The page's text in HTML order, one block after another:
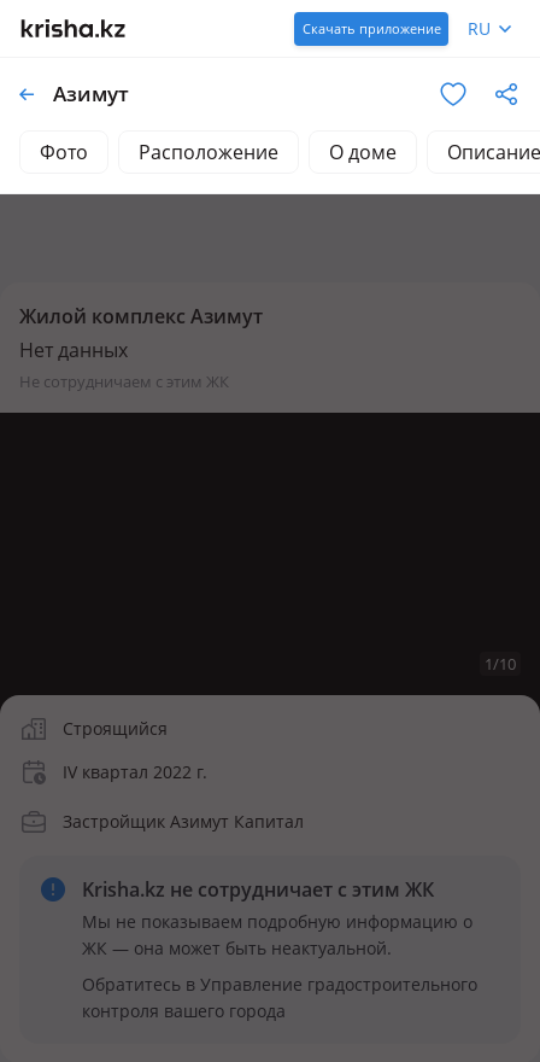
Скачать приложение RU
Азимут
Фото Расположение О доме Описание
Жилой комплекс Азимут
Нет данных
не сотрудничаем с этим ЖК
1/10
Строящийся
IV квартал 2022 г.
Застройщик Азимут Капитал
Krisha.kz не сотрудничает с этим ЖК
Мы не показываем подробную информацию о
ЖК — она может быть неактуальной.
Обратитесь в Управление градостроительного
контроля вашего города